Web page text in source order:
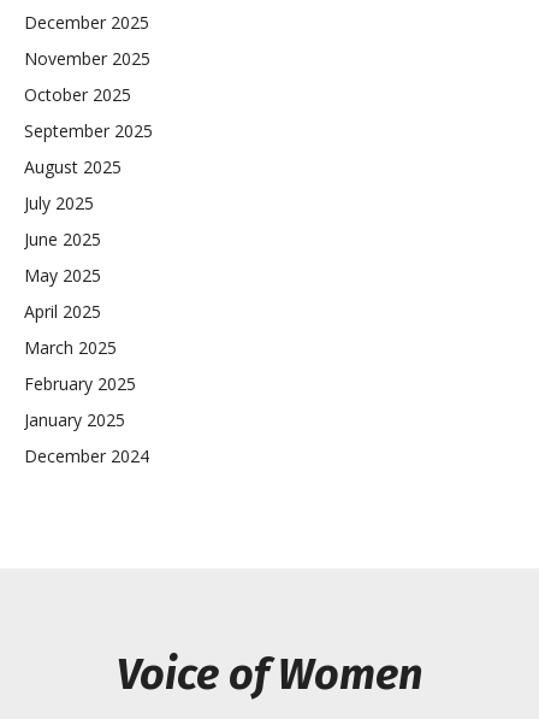
December 2025
November 2025
October 2025
September 2025
August 2025
July 2025
June 2025
May 2025
April 2025
March 2025
February 2025
January 2025
December 2024
Voice of Women